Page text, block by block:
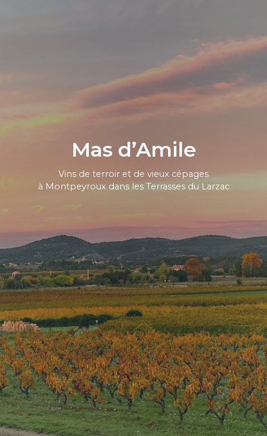
Mas d’Amile
Vins de terroir et de vieux cépages
à Montpeyroux dans les Terrasses du Larzac